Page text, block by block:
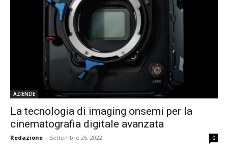
AZIENDE
La tecnologia di imaging onsemi per la
cinematografia digitale avanzata
Redazione - Settembre 26, 2022 0